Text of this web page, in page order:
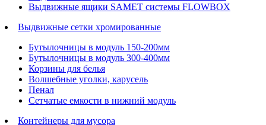
Выдвижные ящики SAMET системы FLOWBOX
Выдвижные сетки хромированные
Бутылочницы в модуль 150-200мм
Бутылочницы в модуль 300-400мм
Корзины для белья
Волшебные уголки, карусель
Пенал
Cетчатые емкости в нижний модуль
Контейнеры для мусора